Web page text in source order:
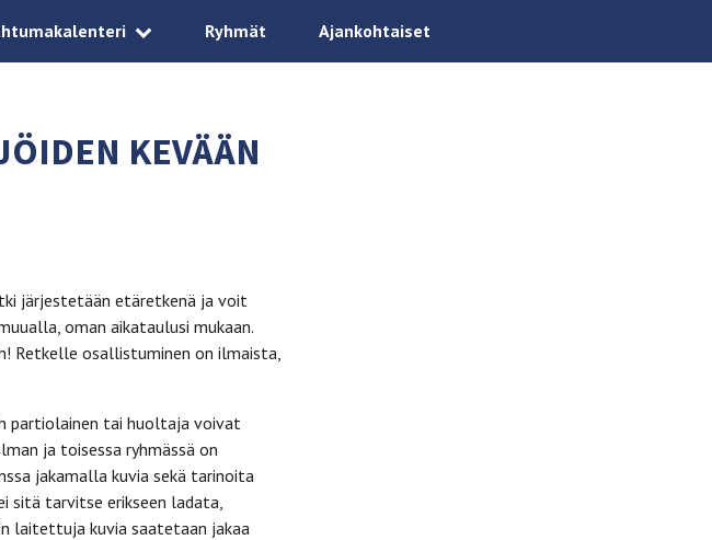
Ryhmät Ajankohtaiset
KEVÄÄN
järjestetään etäretkenä ja voit
oman aikataulusi mukaan.
Retkelle osallistuminen on ilmaista,
partiolainen tai huoltaja voivat
ja toisessa ryhmässä on
jakamalla kuvia sekä tarinoita
sitä tarvitse erikseen ladata,
laitettuja kuvia saatetaan jakaa